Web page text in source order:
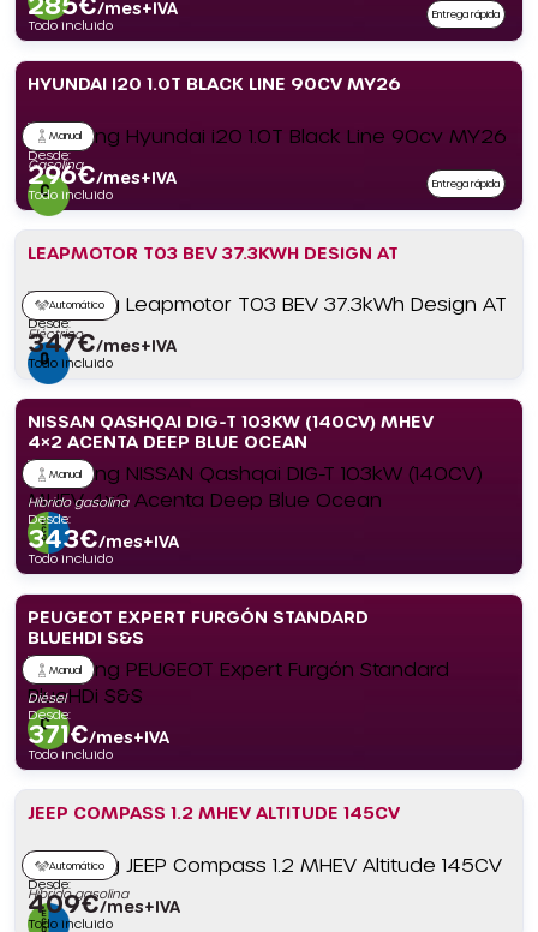
/mes+IVA
Todo incluido
Entrega rápida
HYUNDAI I20 1.0T BLACK LINE 90CV MY26
Manual
Gasolina
Desde:
296€/mes+IVA
Todo incluido
Entrega rápida
LEAPMOTOR T03 BEV 37.3KWH DESIGN AT
Automático
Eléctrico
Desde:
347€/mes+IVA
Todo incluido
NISSAN QASHQAI DIG-T 103KW (140CV) MHEV
4×2 ACENTA DEEP BLUE OCEAN
Manual
Híbrido gasolina
Desde:
343€/mes+IVA
Todo incluido
PEUGEOT EXPERT FURGÓN STANDARD
BLUEHDI S&S
Manual
Diésel
Desde:
371€/mes+IVA
Todo incluido
JEEP COMPASS 1.2 MHEV ALTITUDE 145CV
Automático
Híbrido gasolina
Desde:
409€/mes+IVA
Todo incluido